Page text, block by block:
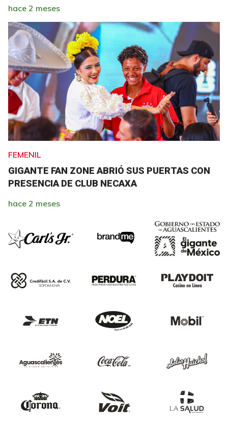
hace 2 meses
FEMENIL
GIGANTE FAN ZONE ABRIÓ SUS PUERTAS CON
PRESENCIA DE CLUB NECAXA
hace 2 meses